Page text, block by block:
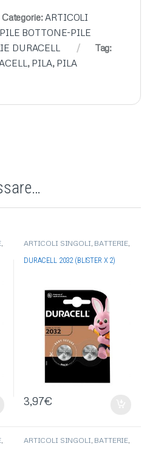
Categorie: ARTICOLI
PILE BOTTONE-PILE
DURACELL
Tag:
, PILA, PILA
,
ARTICOLI SINGOLI, BATTERIE,
ACUSTICHE,BATTERIE
DURACELL
DURACELL 2032 (BLISTER X 2)
3,97€
ARTICOLI SINGOLI BATTERIE